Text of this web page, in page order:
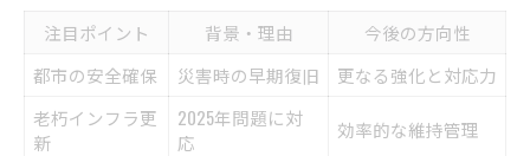
注目ポイント 背景・理由
今後の方向性
都市の安全確保
災害時の早期復旧
更なる強化と対応力
老朽インフラ更
新
2025年問題に対
応
効率的な維持管理